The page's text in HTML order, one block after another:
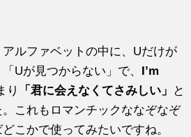
ルファベットの中に、Uだけが
Uが見つからない」で、
I’m
り 「君に会えなくてさみしい」
と
これもロマンチックななぞなぞ
こかで使ってみたいですね。